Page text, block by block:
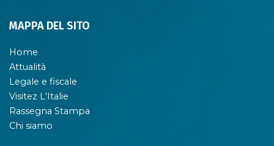
MAPPA DEL SITO
Home
Attualità
Legale e fiscale
Visitez L'Italie
Rassegna Stampa
Chi siamo